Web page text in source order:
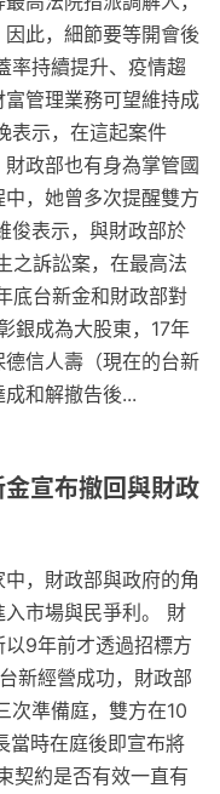
此，細節要等開會後
率持續提升、疫情趨
管理業務可望維持成
表示，在這起案件
政部也有身為掌管國
，她曾多次提醒雙方
俊表示，與財政部於
之訴訟案，在最高法
底台新金和財政部對
銀成為大股東，17年
信人壽（現在的台新
和解撤告後...
宣布撤回與財政
，財政部與政府的角
市場與民爭利。 財
9年前才透過招標方
新經營成功，財政部
次準備庭，雙方在10
當時在庭後即宣布將
契約是否有效一直有